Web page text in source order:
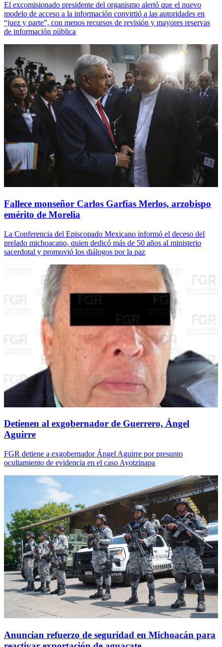
El excomisionado presidente del organismo alertó que el nuevo
modelo de acceso a la información convirtió a las autoridades en
“juez y parte”, con menos recursos de revisión y mayores reservas
de información pública
Fallece monseñor Carlos Garfias Merlos, arzobispo
emérito de Morelia
La Conferencia del Episcopado Mexicano informó el deceso del
prelado michoacano, quien dedicó más de 50 años al ministerio
sacerdotal y promovió los diálogos por la paz
Detienen al exgobernador de Guerrero, Ángel
Aguirre
FGR detiene a exgobernador Ángel Aguirre por presunto
ocultamiento de evidencia en el caso Ayotzinapa
Anuncian refuerzo de seguridad en Michoacán para